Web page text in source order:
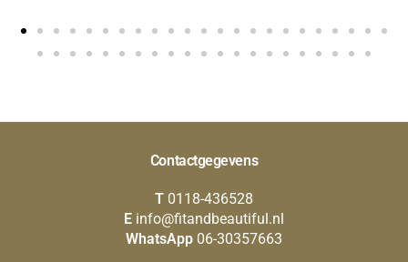
Contactgegevens
T 0118-436528
E info@fitandbeautiful.nl
WhatsApp 06-30357663